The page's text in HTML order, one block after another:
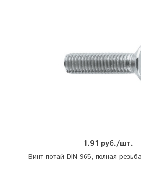
1.91 руб./шт.
Винт потай DIN 965, полная